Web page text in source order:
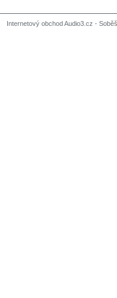
Internetový obchod Audio3.cz -